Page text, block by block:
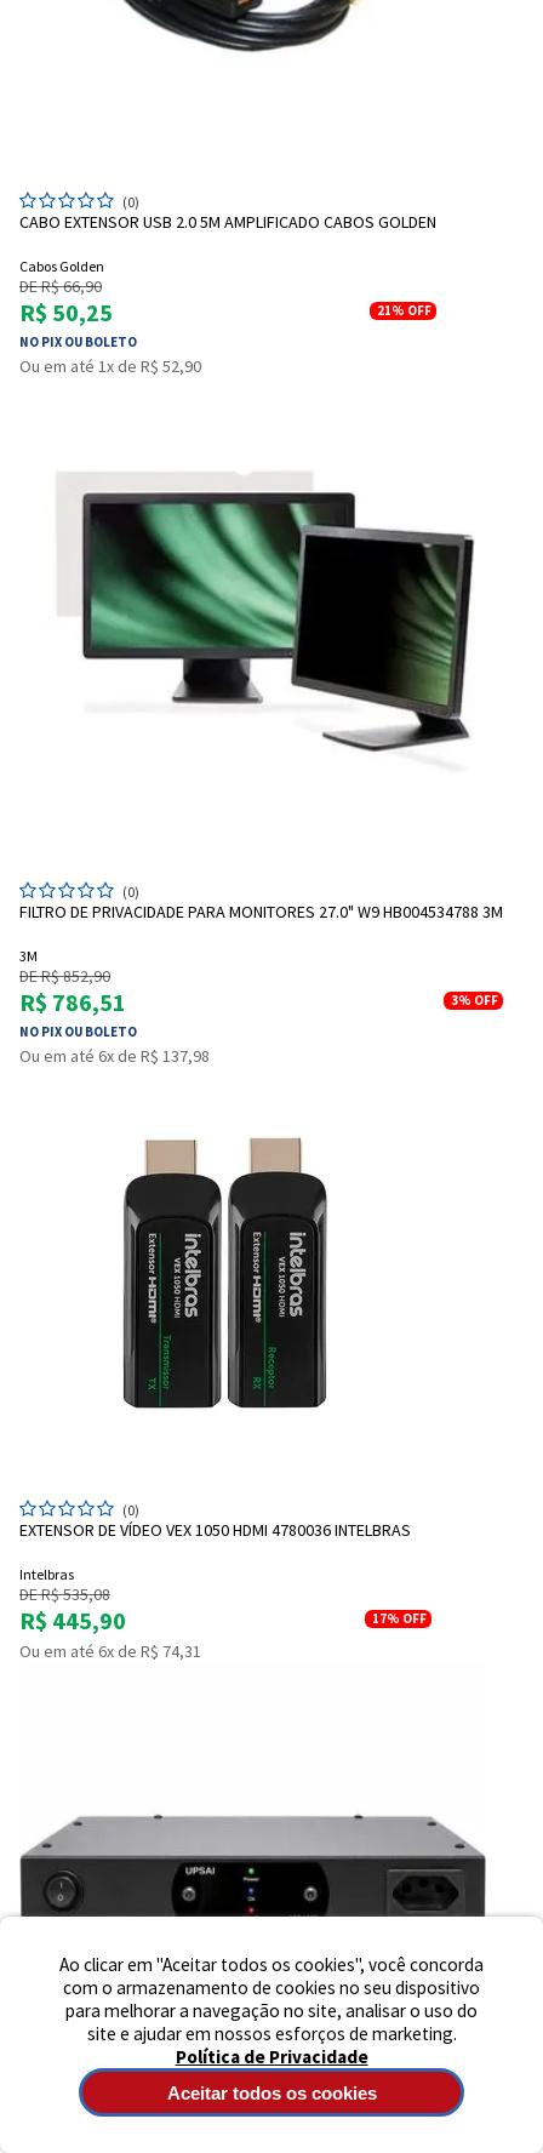
Ao clicar em "Aceitar todos os cookies", você concorda
com o armazenamento de cookies no seu dispositivo
para melhorar a navegação no site, analisar o uso do
site e ajudar em nossos esforços de marketing.
Política de Privacidade
Aceitar todos os cookies
(0)
CABO EXTENSOR USB 2.0 5M AMPLIFICADO CABOS GOLDEN
Cabos Golden
DE R$ 66,90
R$ 50,25
NO PIX OU BOLETO
21% OFF
Ou em até 1x de R$ 52,90
(0)
FILTRO DE PRIVACIDADE PARA MONITORES 27.0" W9 HB004534788 3M
3M
DE R$ 852,90
R$ 786,51
NO PIX OU BOLETO
3% OFF
Ou em até 6x de R$ 137,98
(0)
EXTENSOR DE VÍDEO VEX 1050 HDMI 4780036 INTELBRAS
Intelbras
DE R$ 535,08
R$ 445,90 17% OFF
Ou em até 6x de R$ 74,31
E-mail
Iniciar Conversa